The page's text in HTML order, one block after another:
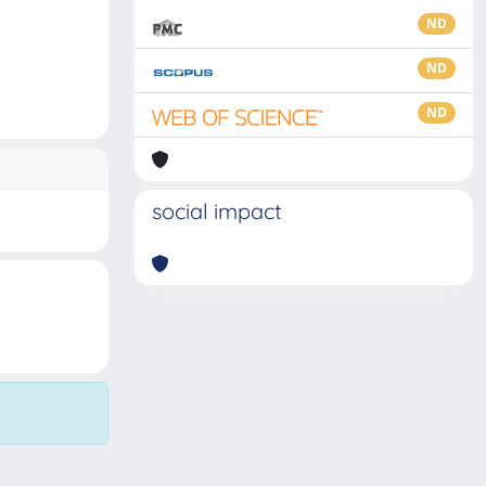
ND
ND
ND
social impact